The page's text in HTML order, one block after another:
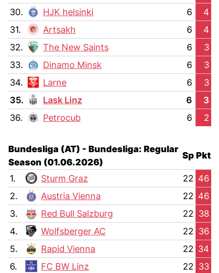
30.
HJK helsinki 6
4
31.
Artsakh 6
4
32.
The New Saints 6
3
33.
Dinamo Minsk 6
3
34.
Larne 6
3
35.
Lask Linz 6
3
36.
Petrocub 6 2
Bundesliga (AT) - Bundesliga: Regular
Season (01.06.2026)
Sp Pkt
1. Sturm Graz 22 46
2.
Austria Vienna 22 46
3.
Red Bull Salzburg 22 38
4.
Wolfsberger AC 22 36
5.
Rapid Vienna 22 34
6.
FC BW Linz 22 33